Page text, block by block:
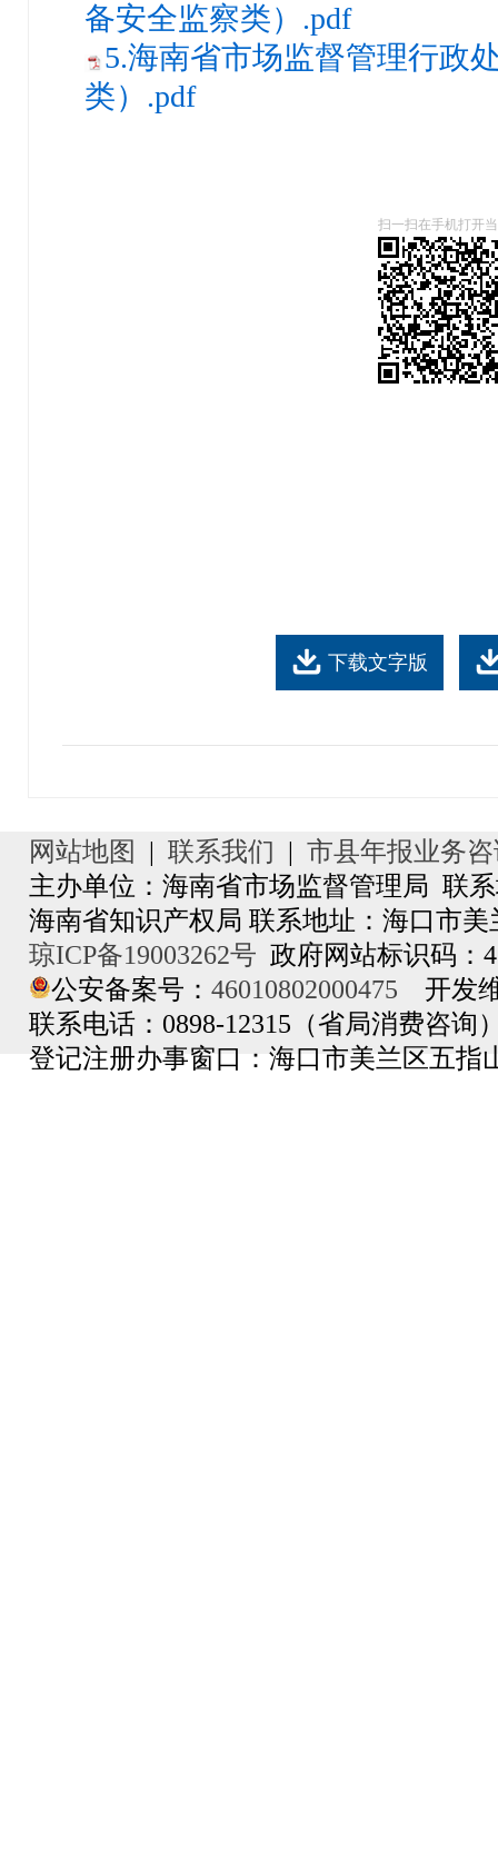
备安全监察类）.pdf
5.海南省市场监督管理行政
类）.pdf
扫一扫在手机打开
下载文字版
网站地图 | 联系我们 | 市县年报业务
询电话| 省企业档案查询电话：0898-
主办单位：海南省市场监督管理局 联
路59号
海南省知识产权局 联系地址：海口市美
65307591
琼ICP备19003262号 政府网站标识码：
省市场监督管理局.政务
公安备案号： 46010802000475 开发
中心
联系电话：0898-12315（省局消费咨
话：4007965656
登记注册办事窗口：海口市美兰区五指